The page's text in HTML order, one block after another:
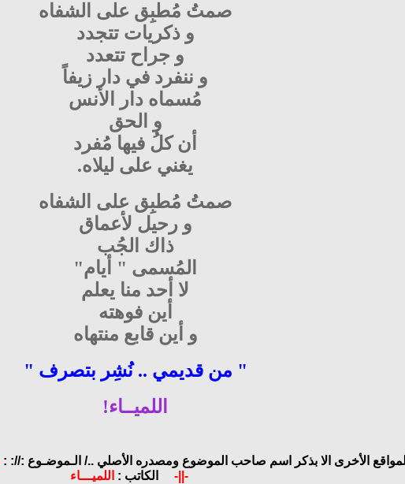
صمتُ مُطبِق على الشفاه
و ذكريات تتجدد
و جراح تتعدد
و ننفرد في دار زيفاً
مُسماه دار الأنس
و الحق
أن كلُ فيها مُفرد
يغني على ليلاه.
صمتُ مُطبِق على الشفاه
و رحيل لأعماق
ذاك الجُب
المُسمى " أيام"
لا أحد منا يعلم
أين فوهته
و أين قابع منتهاه
" من قديمي .. نُشِر بتصرف "
اللميــاء!
الأخرى الا بذكر اسم صاحب الموضوع ومصدره الأصلي ../ الـموضـوع ://: :
-||-
الكاتب : اللميـــاء